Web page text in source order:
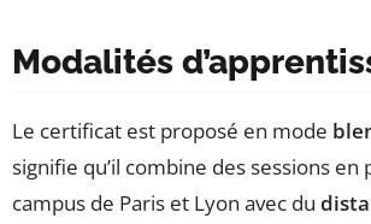
Modalités
Le certificat est proposé en mode
signifie qu’il combine des sessions
campus de Paris et Lyon avec du